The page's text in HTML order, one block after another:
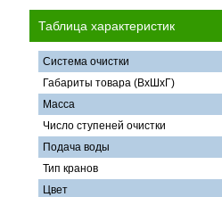
Таблица характеристик
Система очистки
Габариты товара (ВхШхГ)
Масса
Число ступеней очистки
Подача воды
Тип кранов
Цвет